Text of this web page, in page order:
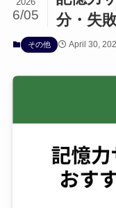
分・失
6/05
その他 April 30,